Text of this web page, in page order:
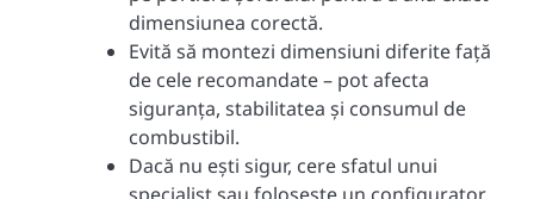
dimensiunea corectă.
Evită să montezi dimensiuni diferite față
de cele recomandate – pot afecta
siguranța, stabilitatea și consumul de
combustibil.
Dacă nu ești sigur, cere sfatul unui